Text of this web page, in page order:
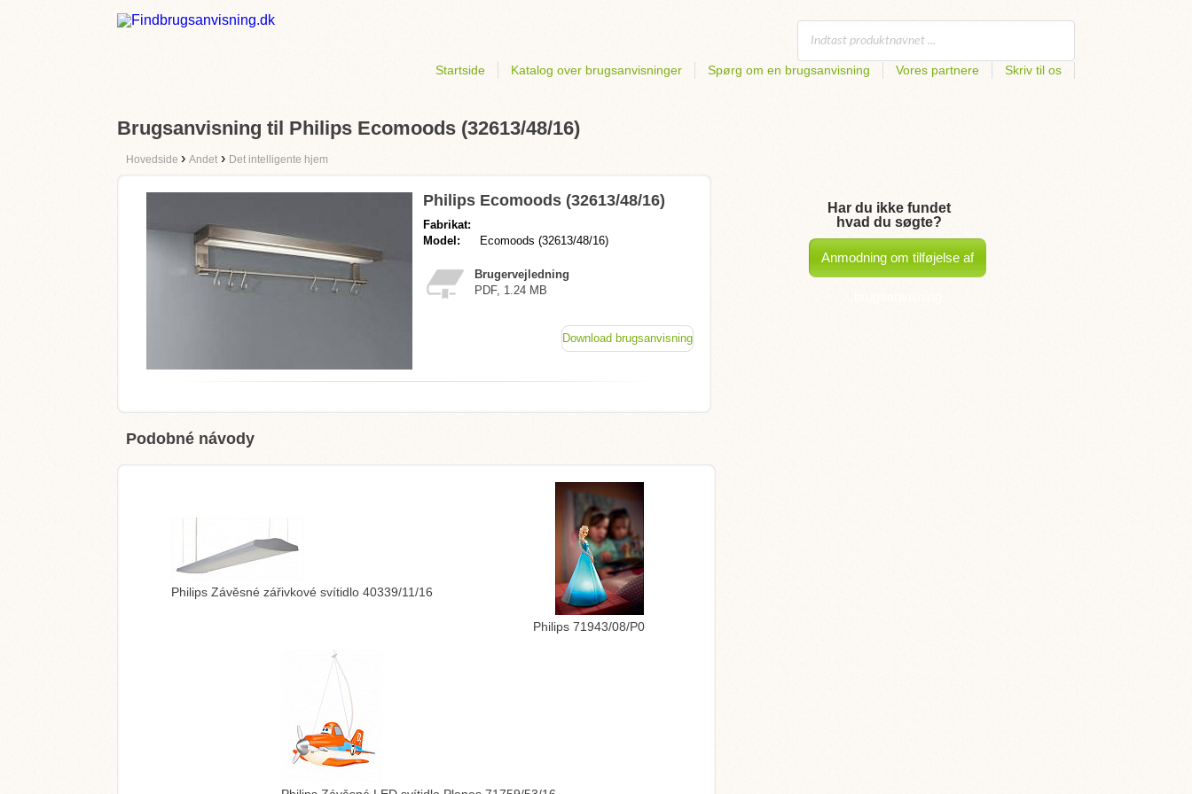
Startside Katalog over brugsanvisninger Spørg om en brugsanvisning Vores partnere Skriv til os
Brugsanvisning til Philips Ecomoods (32613/48/16)
Hovedside › Andet › Det intelligente hjem
Philips Ecomoods (32613/48/16)
Fabrikat:
Model:
Ecomoods (32613/48/16)
Brugervejledning
PDF, 1.24 MB
Download brugsanvisning
Podobné návody
Philips Závěsné zářivkové svítidlo 40339/11/16
Philips 71943/08/P0
Har du ikke fundet
hvad du søgte?
Anmodning om tilføjelse af